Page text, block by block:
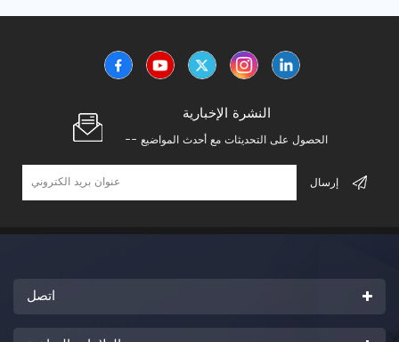
النشرة الإخبارية
-- الحصول على التحديثات مع أحدث المواضيع
اتصل